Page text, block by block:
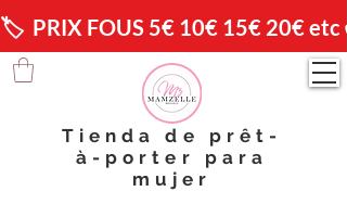
🏷️  PRIX FOUS 5€ 10€ 15€ 20€ etc
Tienda de prêt-
à-porter para
mujer